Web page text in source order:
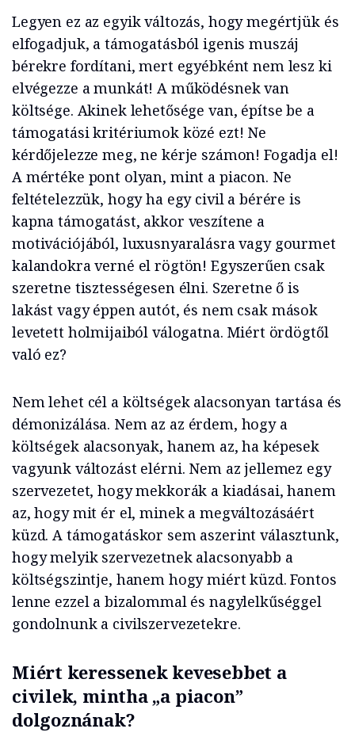
Legyen ez az egyik változás, hogy megértjük és
elfogadjuk, a támogatásból igenis muszáj
bérekre fordítani, mert egyébként nem lesz ki
elvégezze a munkát! A működésnek van
költsége. Akinek lehetősége van, építse be a
támogatási kritériumok közé ezt! Ne
kérdőjelezze meg, ne kérje számon! Fogadja el!
A mértéke pont olyan, mint a piacon. Ne
feltételezzük, hogy ha egy civil a bérére is
kapna támogatást, akkor veszítene a
motivációjából, luxusnyaralásra vagy gourmet
kalandokra verné el rögtön! Egyszerűen csak
szeretne tisztességesen élni. Szeretne ő is
lakást vagy éppen autót, és nem csak mások
levetett holmijaiból válogatna. Miért ördögtől
való ez?
Nem lehet cél a költségek alacsonyan tartása és
démonizálása. Nem az az érdem, hogy a
költségek alacsonyak, hanem az, ha képesek
vagyunk változást elérni. Nem az jellemez egy
szervezetet, hogy mekkorák a kiadásai, hanem
az, hogy mit ér el, minek a megváltozásáért
küzd. A támogatáskor sem aszerint választunk,
hogy melyik szervezetnek alacsonyabb a
költségszintje, hanem hogy miért küzd. Fontos
lenne ezzel a bizalommal és nagylelkűséggel
gondolnunk a civilszervezetekre.
Miért keressenek kevesebbet a
civilek, mintha „a piacon”
dolgoznának?